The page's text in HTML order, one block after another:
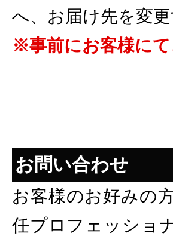
へ、お届け先を変
※事前にお客様に
お問い合わせ
お客様のお好みの
任プロフェッショ